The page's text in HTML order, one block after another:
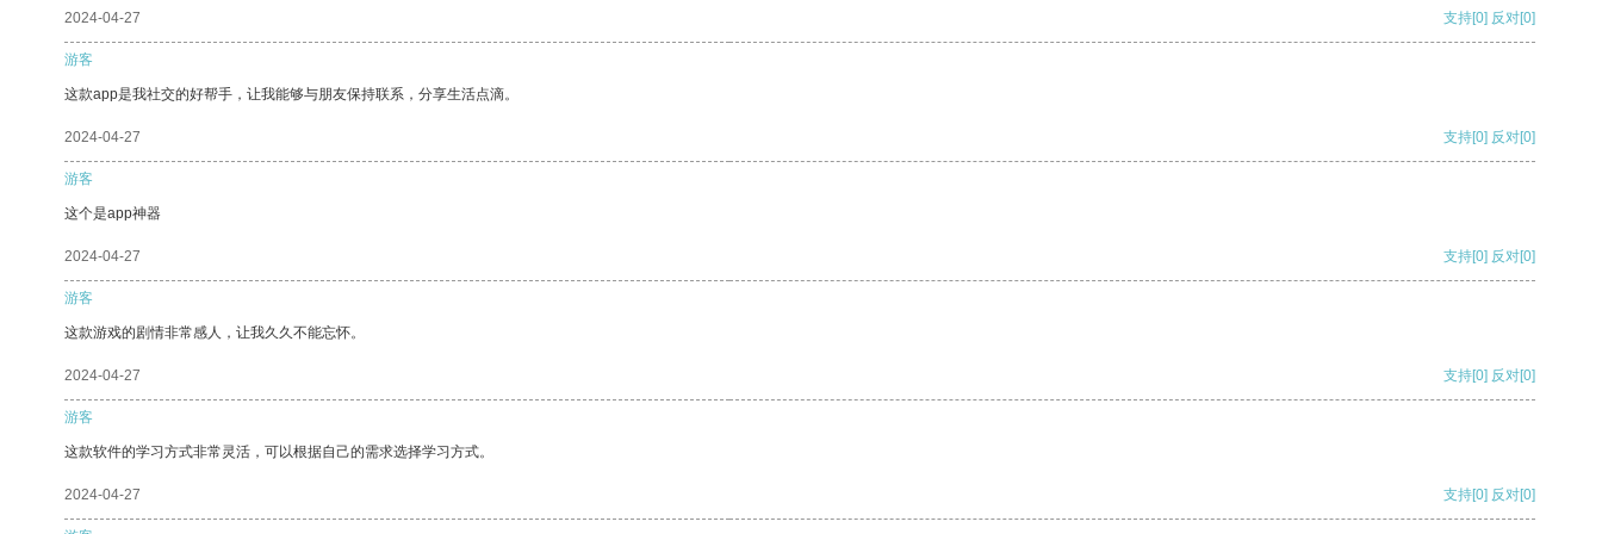
2024-04-27 支持[0] 反对[0]
游客
这款app是我社交的好帮手，让我能够与朋友保持联系，分享生活点滴。
2024-04-27 支持[0] 反对[0]
游客
这个是app神器
2024-04-27 支持[0] 反对[0]
游客
这款游戏的剧情非常感人，让我久久不能忘怀。
2024-04-27 支持[0] 反对[0]
游客
这款软件的学习方式非常灵活，可以根据自己的需求选择学习方式。
2024-04-27 支持[0] 反对[0]